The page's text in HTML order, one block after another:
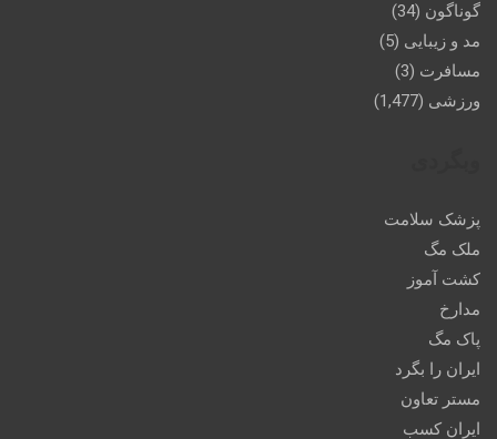
گوناگون (34)
مد و زیبایی (5)
مسافرت (3)
ورزشی (1,477)
پزشک سلامت
ملک مگ
کشت آموز
مدارخ
پاک مگ
ایران را بگرد
مستر تعاون
ایران کسب